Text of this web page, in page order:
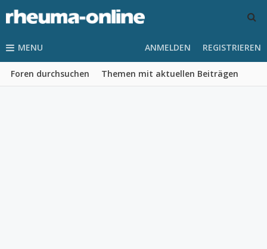
MENU
Foren durchsuchen Themen mit aktuellen Beiträgen
ANMELDEN REGISTRIEREN